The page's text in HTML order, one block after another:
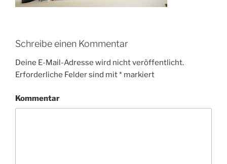
Schreibe einen Kommentar
Deine E-Mail-Adresse wird nicht veröffentlicht.
Erforderliche Felder sind mit* markiert
Kommentar